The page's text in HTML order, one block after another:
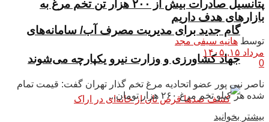
گام جدید برای مدیریت مصرف آب/ سامانه‌های
جهاد کشاورزی و وزارت نیرو یکپارچه می‌شوند
پتانسیل صادرات بیش از ۲۰۰ هزار تن تخم مرغ به
بازار‌های هدف داریم
توسط هانیه سیفی مجد
مرداد ۱۵, ۱۴۰۵
0
ناصر نبی پور عضو اتحادیه مرغ تخم گذار تهران گفت: قیمت تمام
شده هر کیلو تخم مرغ ۲۶۰ هزار تومان...
بیشتر بخوانید